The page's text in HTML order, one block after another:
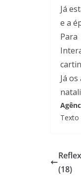
Já
e a
Já
Texto
(18)